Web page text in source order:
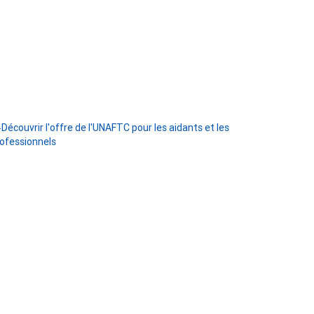
Découvrir l'offre de l'UNAFTC pour les aidants et les